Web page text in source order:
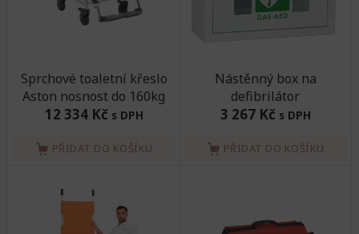
Sprchové toaletní křeslo
Aston nosnost do 160kg
12 334 Kč s DPH
PŘIDAT DO KOŠÍKU
Nástěnný box na
defibrilátor
3 267 Kč s DPH
PŘIDAT DO KOŠÍKU